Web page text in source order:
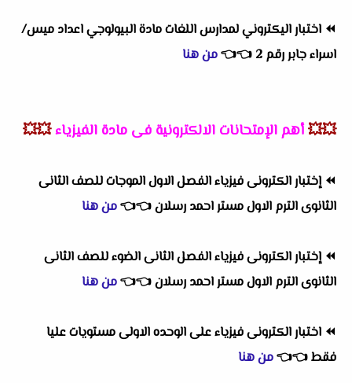
⏪ اختبار اليكتروني لمدارس اللغات مادة البيولوجي اعداد ميس/
اسراء جابر رقم 2
👈
👈من هنا
💥💥أهمالإمتحانات الالكترونية فى مادة الفيزياء💥💥
⏪إختبار الكترونى فيزياء الفصل الاول الموجات للصف الثانى
الثانوى الترم الاول مستر احمد رسلان👈
👈من هنا
⏪إختبار الكترونى فيزياء الفصل الثانى الضوء للصف الثانى
الثانوى الترم الاول مستر احمد رسلان👈
👈من هنا
⏪ اختبار الكترونى فيزياء على الوحده الاولى مستويات عليا
فقط👈
👈من هنا